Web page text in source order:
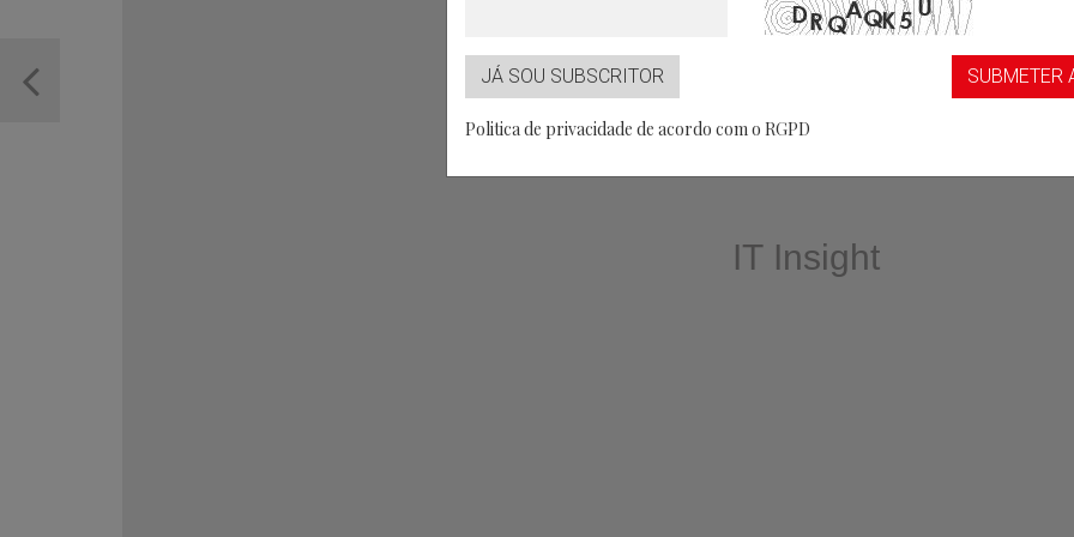
Partners
JÁ SOU SUBSCRITOR SUBMETER
Politica de privacidade de acordo com o RGPD